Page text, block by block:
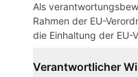
Als
Rahmen der EU-
die Einhaltung der
Verantwortlicher